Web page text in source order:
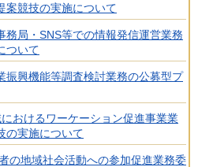
案競技の実施について
務局・SNS等での情報発信運営業務
ついて
振興機能等調査検討業務の公募型プ
おけるワーケーション促進事業業
の実施について
の地域社会活動への参加促進業務委